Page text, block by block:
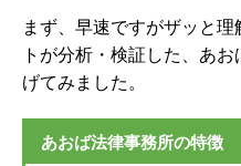
まず、早速ですがザッと
トが分析・検証した、あ
げてみました。
あおば法律事務所の特徴